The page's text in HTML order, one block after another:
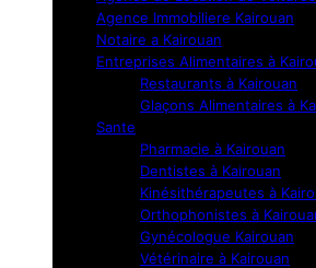
Agence Immobiliere Kairouan
Notaire a Kairouan
Entreprises Alimentaires à
Restaurants à Kairouan
Glaçons Alimentaires à
Sante
Pharmacie à Kairouan
Dentistes à Kairouan
Kinésithérapeutes à
Orthophonistes à
Gynécologue Kairouan
Vétérinaire à Kairouan